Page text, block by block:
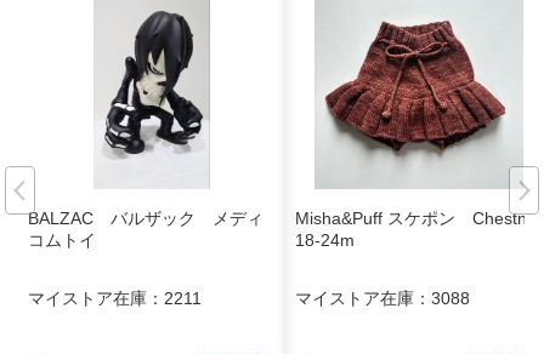
BALZAC バルザック メディ
コムトイ
マイストア在庫： 2211
Misha&Puff スケポン Chestnut
18-24m
マイストア在庫： 3088